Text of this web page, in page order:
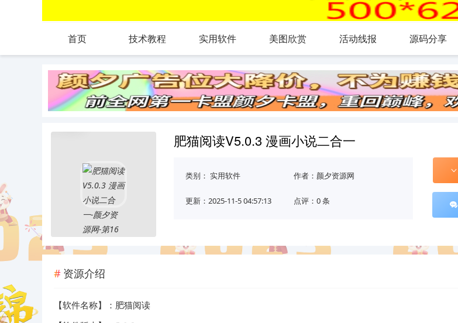
首页 技术教程 实用软件 美图欣赏 活动线报 源码分享
肥猫阅读V5.0.3 漫画小说二合一
类别： 实用软件 作者：颜夕资源网
更新：2025-11-5 04:57:13 点评：0 条
资源介绍
【软件名称】：肥猫阅读